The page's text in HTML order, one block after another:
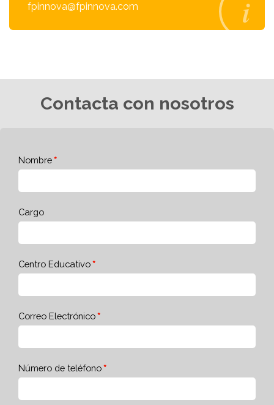
fpinnova@fpinnova.com
Contacta con nosotros
Nombre
Cargo
Centro Educativo
Correo Electrónico
Número de teléfono